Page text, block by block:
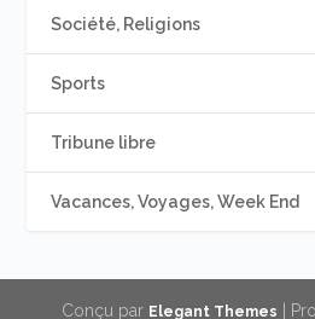
Société, Religions
Sports
Tribune libre
Vacances, Voyages, Week End
Conçu par Elegant Themes |